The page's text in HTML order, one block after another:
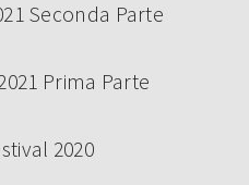
Seconda Parte
Prima Parte
2020